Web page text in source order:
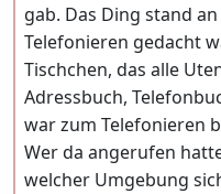
gab. Das Ding stand
Telefonieren gedacht
Tischchen, das alle
Adressbuch,
war zum Telefonieren
Wer da angerufen
welcher Umgebung